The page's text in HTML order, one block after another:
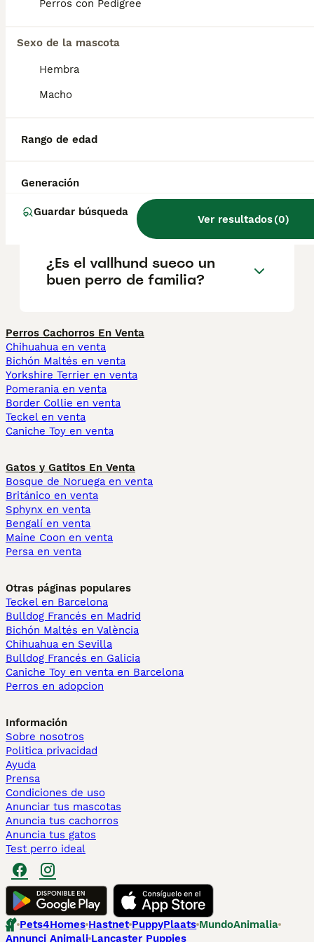
Perros con Pedigree
Sexo de la mascota
Hembra
Macho
Rango de edad
Generación
Guardar búsqueda
Ver resultados(0)
Informarse bien y comparar opciones antes
decisión.
buenas mascotas?
¿Son raros los vallhunds
suecos?
¿Es el vallhund sueco un
buen perro de familia?
Perros Cachorros En Venta
Chihuahua en venta
Bichón Maltés en venta
Yorkshire Terrier en venta
Pomerania en venta
Border Collie en venta
Teckel en venta
Caniche Toy en venta
Gatos y Gatitos En Venta
Bosque de Noruega en venta
Británico en venta
Sphynx en venta
Bengalí en venta
Maine Coon en venta
Persa en venta
Otras páginas populares
Teckel en Barcelona
Bulldog Francés en Madrid
Bichón Maltés en València
Chihuahua en Sevilla
Bulldog Francés en Galicia
Caniche Toy en venta en Barcelona
Perros en adopcion
Información
Sobre nosotros
Politica privacidad
Ayuda
Prensa
Condiciones de uso
Anunciar tus mascotas
Anuncia tus cachorros
Anuncia tus gatos
Test perro ideal
Pets4Homes Hastnet PuppyPlaats MundoAnimalia
Annunci Animali Lancaster Puppies